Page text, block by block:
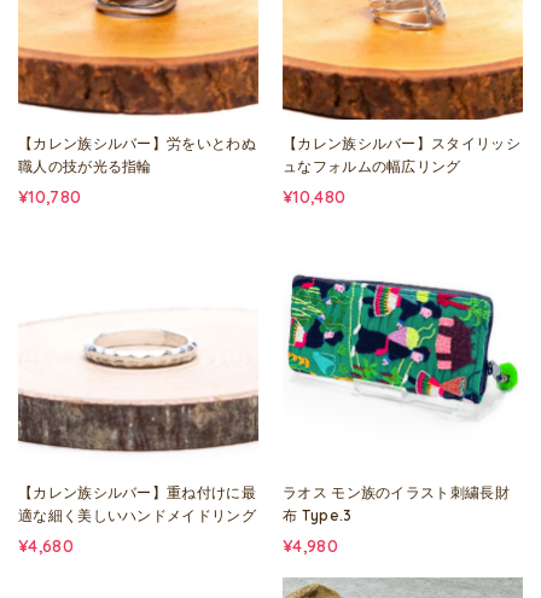
【カレン族シルバー】労をいとわぬ
職人の技が光る指輪
¥10,780
【カレン族シルバー】スタイリッシ
ュなフォルムの幅広リング
¥10,480
【カレン族シルバー】重ね付けに最
適な細く美しいハンドメイドリング
¥4,680
ラオス モン族のイラスト刺繍長財
布 Type.3
¥4,980